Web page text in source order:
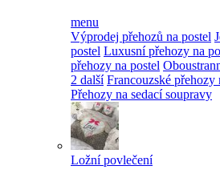
menu
Výprodej přehozů na postel
postel Luxusní přehozy na
přehozy na postel
2 další Francouzské přehozy
Přehozy na sedací soupravy
Ložní povlečení